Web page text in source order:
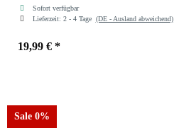
Sofort verfügbar
Lieferzeit: 2 - 4 Tage (DE - Ausland abweichend)
19,99 € *
Sale 0%